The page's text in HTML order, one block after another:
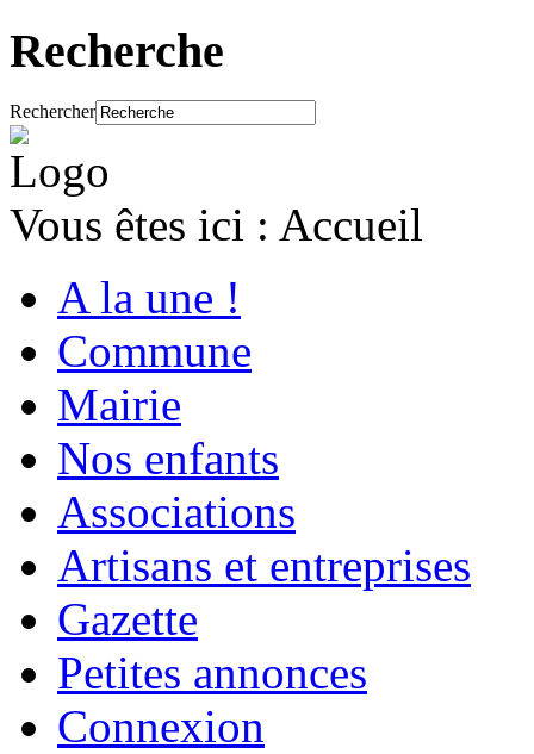
Recherche
Rechercher
Vous êtes ici : Accueil
A la une !
Commune
Mairie
Nos enfants
Associations
Artisans et entreprises
Gazette
Petites annonces
Connexion